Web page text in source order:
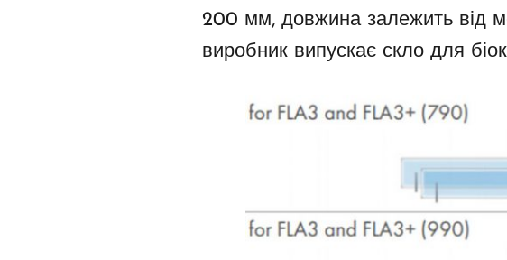
200 мм, довжина залежить від
виробник випускає скло для